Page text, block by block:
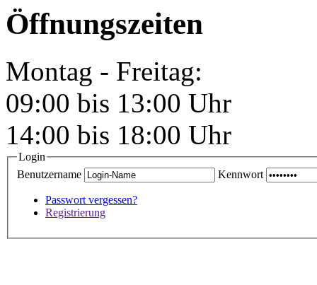
Öffnungszeiten
Montag - Freitag:
09:00 bis 13:00 Uhr
14:00 bis 18:00 Uhr
Login
Benutzername
Kennwort
Passwort vergessen?
Registrierung